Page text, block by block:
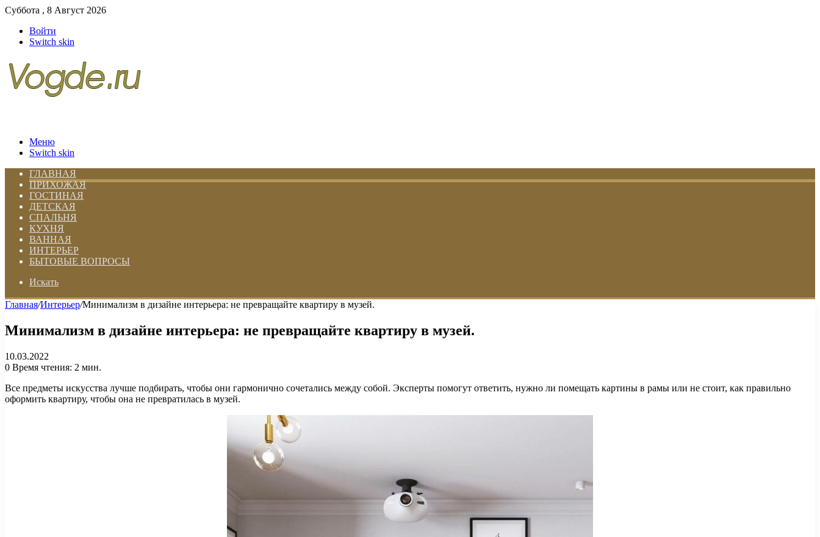
Суббота , 8 Август 2026
Войти
Switch skin
Меню
Switch skin
ГЛАВНАЯ
ПРИХОЖАЯ
ГОСТИНАЯ
ДЕТСКАЯ
СПАЛЬНЯ
КУХНЯ
ВАННАЯ
ИНТЕРЬЕР
БЫТОВЫЕ ВОПРОСЫ
Искать
Главная/Интерьер/Минимализм в дизайне интерьера: не превращайте квартиру в музей.
Минимализм в дизайне интерьера: не превращайте квартиру в музей.
10.03.2022
0 Время чтения: 2 мин.
Все предметы искусства лучше подбирать, чтобы они гармонично сочетались между собой. Эксперты помогут ответить, нужно ли помещать картины в рамы или не стоит, как правильно
оформить квартиру, чтобы она не превратилась в музей.